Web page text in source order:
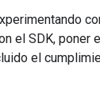
el SDK, poner
el